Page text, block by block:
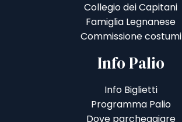
Collegio dei Capitani
Famiglia Legnanese
Commissione costumi
Info Palio
Info Biglietti
Programma Palio
Dove parcheggiare